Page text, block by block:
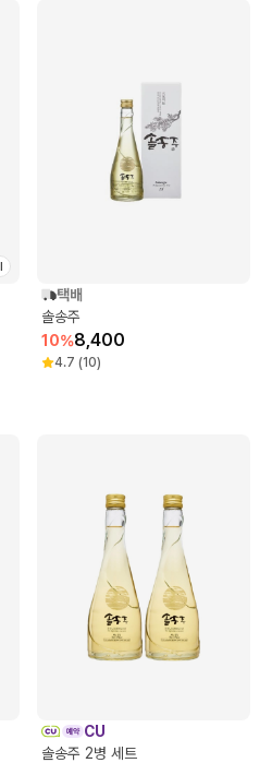
택배
솔송주
10%8,400
4.7 (10)
CU
솔송주 2병 세트